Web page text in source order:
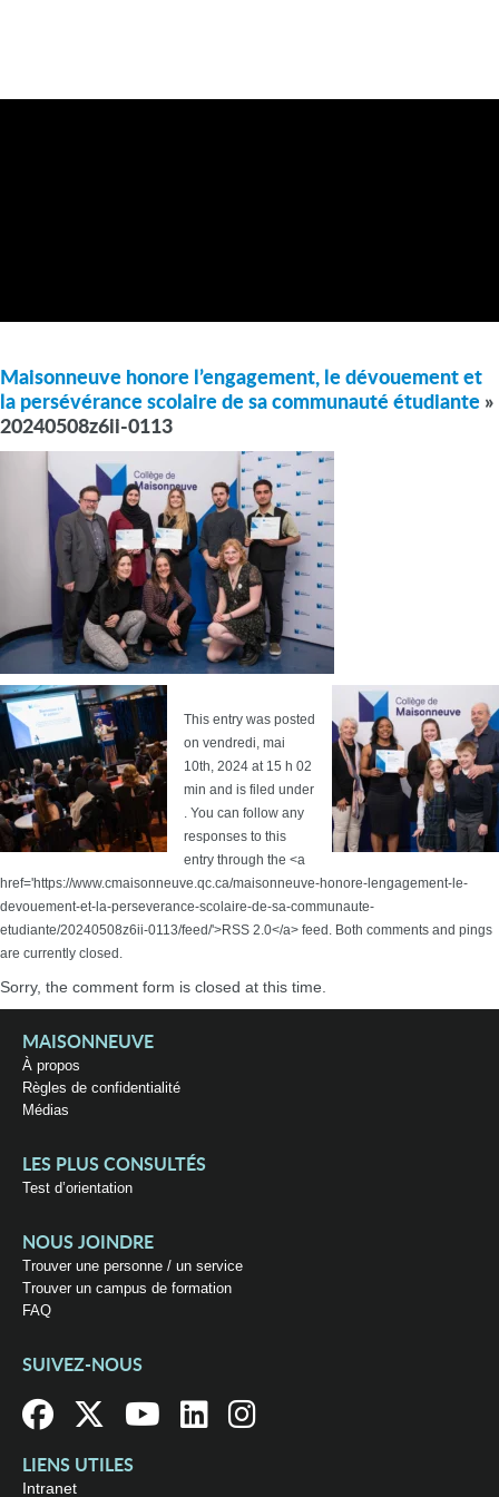
Maisonneuve honore l’engagement, le dévouement et
la persévérance scolaire de sa communauté étudiante »
20240508z6ii-0113
This entry was posted
on vendredi, mai
10th, 2024 at 15 h 02
min and is filed under
. You can follow any
responses to this
entry through the <a
href='https://www.cmaisonneuve.qc.ca/maisonneuve-honore-lengagement-le-
devouement-et-la-perseverance-scolaire-de-sa-communaute-
etudiante/20240508z6ii-0113/feed/'>RSS 2.0</a> feed. Both comments and pings
are currently closed.
Sorry, the comment form is closed at this time.
MAISONNEUVE
À propos
Règles de confidentialité
Médias
LES PLUS CONSULTÉS
Test d’orientation
NOUS JOINDRE
Trouver une personne / un service
Trouver un campus de formation
FAQ
SUIVEZ-NOUS
LIENS UTILES
Intranet